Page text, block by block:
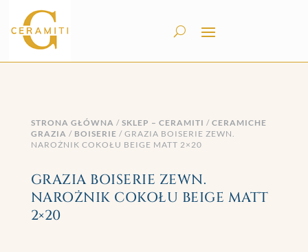
STRONA GŁÓWNA / SKLEP – CERAMITI / CERAMICHE
GRAZIA / BOISERIE / GRAZIA BOISERIE ZEWN.
NAROŻNIK COKOŁU BEIGE MATT 2×20
GRAZIA BOISERIE ZEWN.
NAROŻNIK COKOŁU BEIGE MATT
2×20